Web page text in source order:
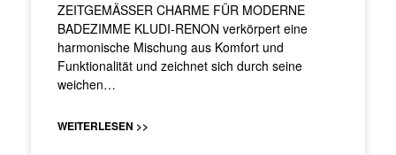
ZEITGEMÄSSER CHARME FÜR MODERNE
BADEZIMME KLUDI-RENON verkörpert eine
harmonische Mischung aus Komfort und
Funktionalität und zeichnet sich durch seine
weichen…
WEITERLESEN >>